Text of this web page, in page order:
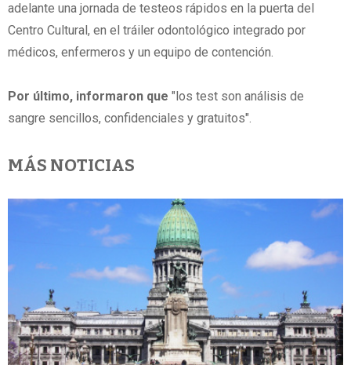
adelante una jornada de testeos rápidos en la puerta del
Centro Cultural, en el tráiler odontológico integrado por
médicos, enfermeros y un equipo de contención.
Por último, informaron que "los test son análisis de
sangre sencillos, confidenciales y gratuitos".
MÁS NOTICIAS